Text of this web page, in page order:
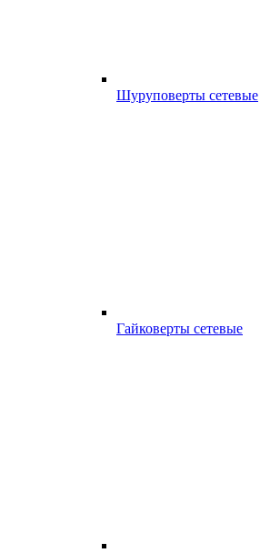
Шуруповерты сетевые
Гайковерты сетевые